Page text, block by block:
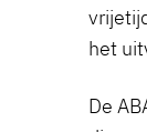
het
De